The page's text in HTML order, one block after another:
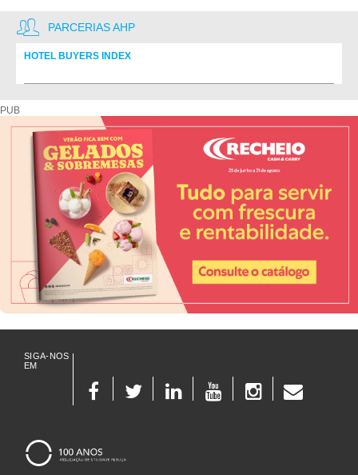
PARCERIAS AHP
HOTEL BUYERS INDEX
PUB
SIGA-NOS
EM